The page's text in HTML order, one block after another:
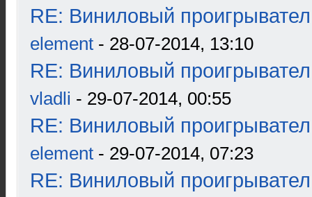
RE: Виниловый
element - 28-07-2014, 13:10
RE: Виниловый
vladli - 29-07-2014, 00:55
RE: Виниловый
element - 29-07-2014, 07:23
RE: Виниловый